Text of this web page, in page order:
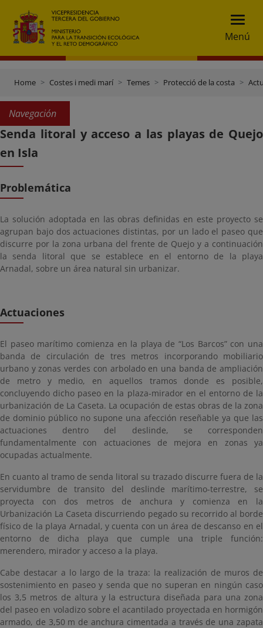
Menú
Home Costes i medi marí Temes Protecció de la costa
Navegación
Senda litoral y acceso a las playas de Quejo
en Isla
Problemática
La solución adoptada en las obras definidas en este proyecto se
agrupan bajo dos actuaciones distintas, por un lado el paseo que
discurre por la zona urbana del frente de Quejo y a continuación
la senda litoral que se establece en el entorno de la playa
Arnadal, sobre un área natural sin urbanizar.
Actuaciones
El paseo marítimo comienza en la playa de “Los Barcos” con una
banda de circulación de tres metros incorporando mobiliario
urbano y zonas verdes con arbolado en una banda de ampliación
de metro y medio, en aquellos tramos donde es posible,
concluyendo dicho paseo en la plaza-mirador en el entorno de la
urbanización de La Caseta. La ocupación de estas obras de la zona
de dominio público no supone una afección reseñable ya que las
actuaciones dentro del deslinde, se corresponden
fundamentalmente con actuaciones de mejora en zonas ya
ocupadas actualmente.
En cuanto al tramo de senda litoral su trazado discurre fuera de la
servidumbre de transito del deslinde marítimo-terrestre, se
proyecta con dos metros de anchura y comienza en la
Urbanización La Caseta discurriendo pegado su recorrido al borde
físico de la playa Arnadal, y cuenta con un área de descanso en el
entorno de dicha playa que cumple una triple función:
merendero, mirador y acceso a la playa.
Cabe destacar a lo largo de la traza: la realización de muros de
sostenimiento en paseo y senda que no superan en ningún caso
los 3,5 metros de altura y la estructura diseñada para una zona
del paseo en voladizo sobre el acantilado proyectada en hormigón
armado, de 3,50 m de anchura cimentada a través de una zapata